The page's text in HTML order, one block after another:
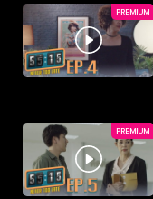
PREMIUM
PREMIUM